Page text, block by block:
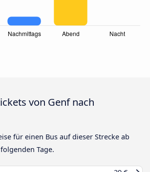
von Genf nach
für einen Bus auf dieser Strecke ab
Tage.